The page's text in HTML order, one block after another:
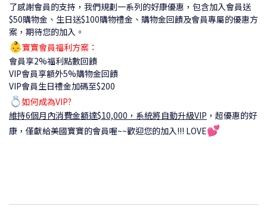
了感謝會員的支持，我們規劃一系列的好康優惠，包含加入會員送
$50購物金、生日送$100購物禮金、購物金回饋及會員專屬的優惠方
案，期待您的加入。
👶寶寶會員福利方案：
會員享2%福利點數回饋
VIP會員享額外5%購物金回饋
VIP會員生日禮金加碼至$200
💍如何成為VIP?
維持6個月內消費金額達$10,000，系統將自動升級VIP ， 超優惠的好
康，僅獻給美國寶寶的會員喔~~歡迎您的加入!!! LOVE💕